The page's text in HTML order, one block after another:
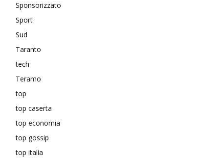
Sponsorizzato
Sport
Sud
Taranto
tech
Teramo
top
top caserta
top economia
top gossip
top italia